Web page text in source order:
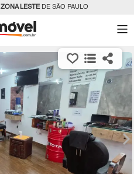
ZONA LESTEDE SÃO PAULO